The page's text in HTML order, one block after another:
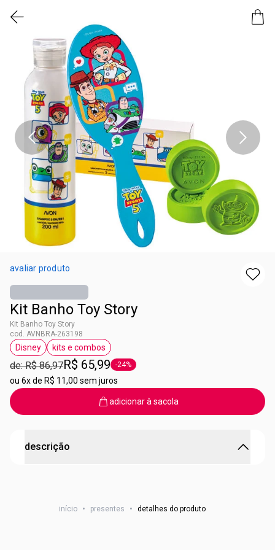
avaliar produto
Kit Banho Toy Story
Kit Banho Toy Story
cod. AVNBRA-263198
etiqueta Disney
Disney
etiqueta kits e combos
kits e combos
de: R$ 86,97R$ 65,99 etiqueta -24%
-24%
ou 6x de R$ 11,00 sem juros
adicionar à sacola
descrição
Esse kit reúne o essencial para o cuidado diário das
início • presentes • detalhes do produto